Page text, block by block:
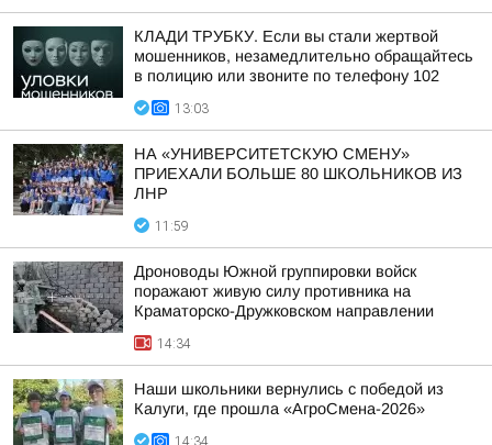
КЛАДИ ТРУБКУ. Если вы стали жертвой
мошенников, незамедлительно обращайтесь
в полицию или звоните по телефону 102
13:03
НА «УНИВЕРСИТЕТСКУЮ СМЕНУ»
ПРИЕХАЛИ БОЛЬШЕ 80 ШКОЛЬНИКОВ ИЗ
ЛНР
11:59
Дроноводы Южной группировки войск
поражают живую силу противника на
Краматорско-Дружковском направлении
14:34
Наши школьники вернулись с победой из
Калуги, где прошла «АгроСмена-2026»
14:34